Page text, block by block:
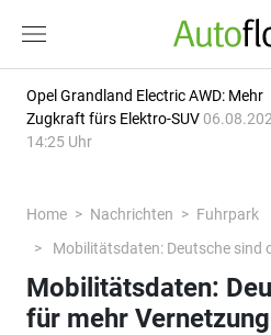
Opel Grandland Electric AWD: Mehr
Zugkraft fürs Elektro-SUV
14:25 Uhr
Home Nachrichten
Fuhrpark
Mobilitätsdaten: Deutsche sind
Mobilitätsdaten:
für mehr Vernetzung